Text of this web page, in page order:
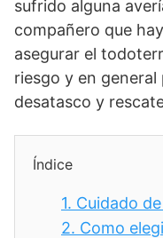
sufrido alguna
compañero que
asegurar el
riesgo y en
desatasco y
Índice
1. Cuidado
2. Como